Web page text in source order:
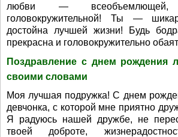
любви —
головокружительной! Ты —
достойна лучшей жизни! Будь
прекрасна и головокружительно
Поздравление с днем рождения
своими словами
Моя лучшая подружка! С днем
девчонка, с которой мне приятно
Я радуюсь нашей дружбе, не
твоей доброте,